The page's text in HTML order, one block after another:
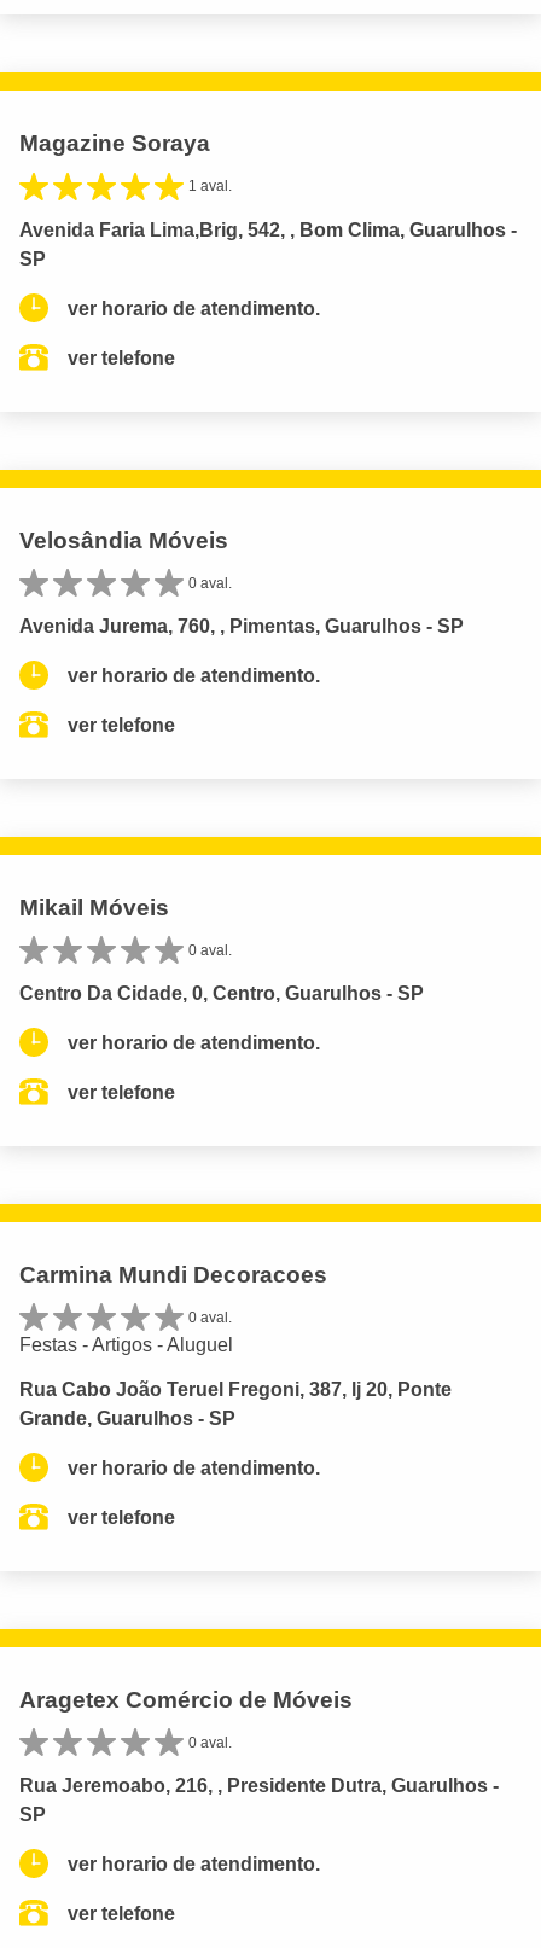
Magazine Soraya
1 aval.
Avenida Faria Lima,Brig, 542, , Bom Clima, Guarulhos -
SP
ver horario de atendimento.
ver telefone
Velosândia Móveis
0 aval.
Avenida Jurema, 760, , Pimentas, Guarulhos - SP
ver horario de atendimento.
ver telefone
Mikail Móveis
0 aval.
Centro Da Cidade, 0, Centro, Guarulhos - SP
ver horario de atendimento.
ver telefone
Carmina Mundi Decoracoes
0 aval.
Festas - Artigos - Aluguel
Rua Cabo João Teruel Fregoni, 387, lj 20, Ponte
Grande, Guarulhos - SP
ver horario de atendimento.
ver telefone
Aragetex Comércio de Móveis
0 aval.
Rua Jeremoabo, 216, , Presidente Dutra, Guarulhos -
SP
ver horario de atendimento.
ver telefone